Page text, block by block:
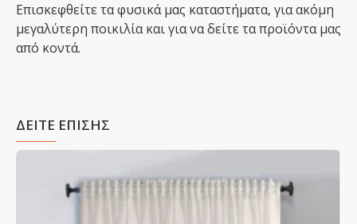
Επισκεφθείτε τα φυσικά μας καταστήματα, για ακόμη
μεγαλύτερη ποικιλία και για να δείτε τα προϊόντα μας
από κοντά.
ΔΕΙΤΕ ΕΠΙΣΗΣ